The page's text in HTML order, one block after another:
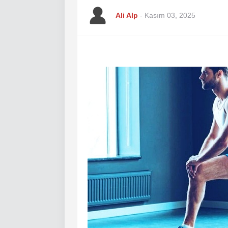
Ali Alp - Kasım 03, 2025